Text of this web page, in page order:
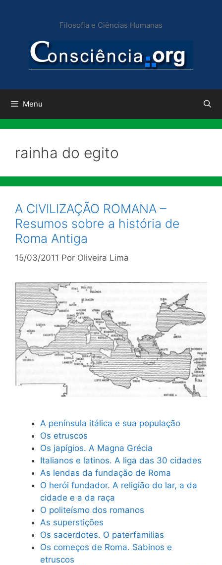
conteúdo
Filosofia e Ciências Humanas
Menu
rainha do egito
A CIVILIZAÇÃO ROMANA –
Resumos sobre a história de
Roma Antiga
15/03/2011 Por Oliveira Lima
A península itálica e sua população
Os etruscos
Os japígios. A Magna Grécia
Italianos e latinos. A liga das 30 cidades
As lendas da fundação de Roma
O herói fundador. A religião do lar, a da
cidade e a da raça
O politeísmo dos romanos
As superstições
Os sacerdotes. O paterfamilias
Os começos de Roma. Sabinos e
etruscos